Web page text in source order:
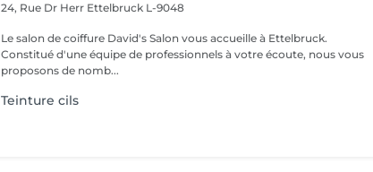
24, Rue Dr Herr Ettelbruck L-9048
Le salon de coiffure David's Salon vous accueille à Ettelbruck.
Constitué d'une équipe de professionnels à votre écoute, nous vous
proposons de nomb...
Teinture cils